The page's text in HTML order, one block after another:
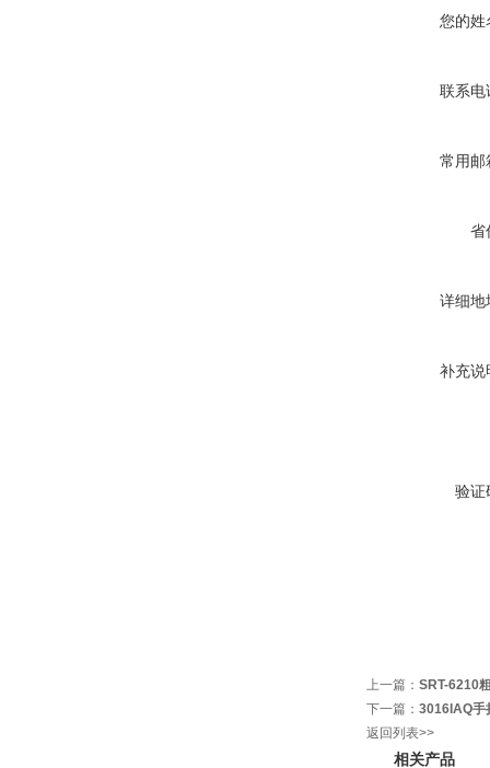
您的姓
联系电
常用邮
省
详细地
补充说
验证
上一篇： SRT-6210
下一篇： 3016IAQ手
返回列表>>
相关产品